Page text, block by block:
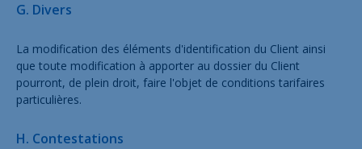
G. Divers
La modification des éléments d'identification du Client ainsi
que toute modification à apporter au dossier du Client
pourront, de plein droit, faire l'objet de conditions tarifaires
particulières.
H. Contestations